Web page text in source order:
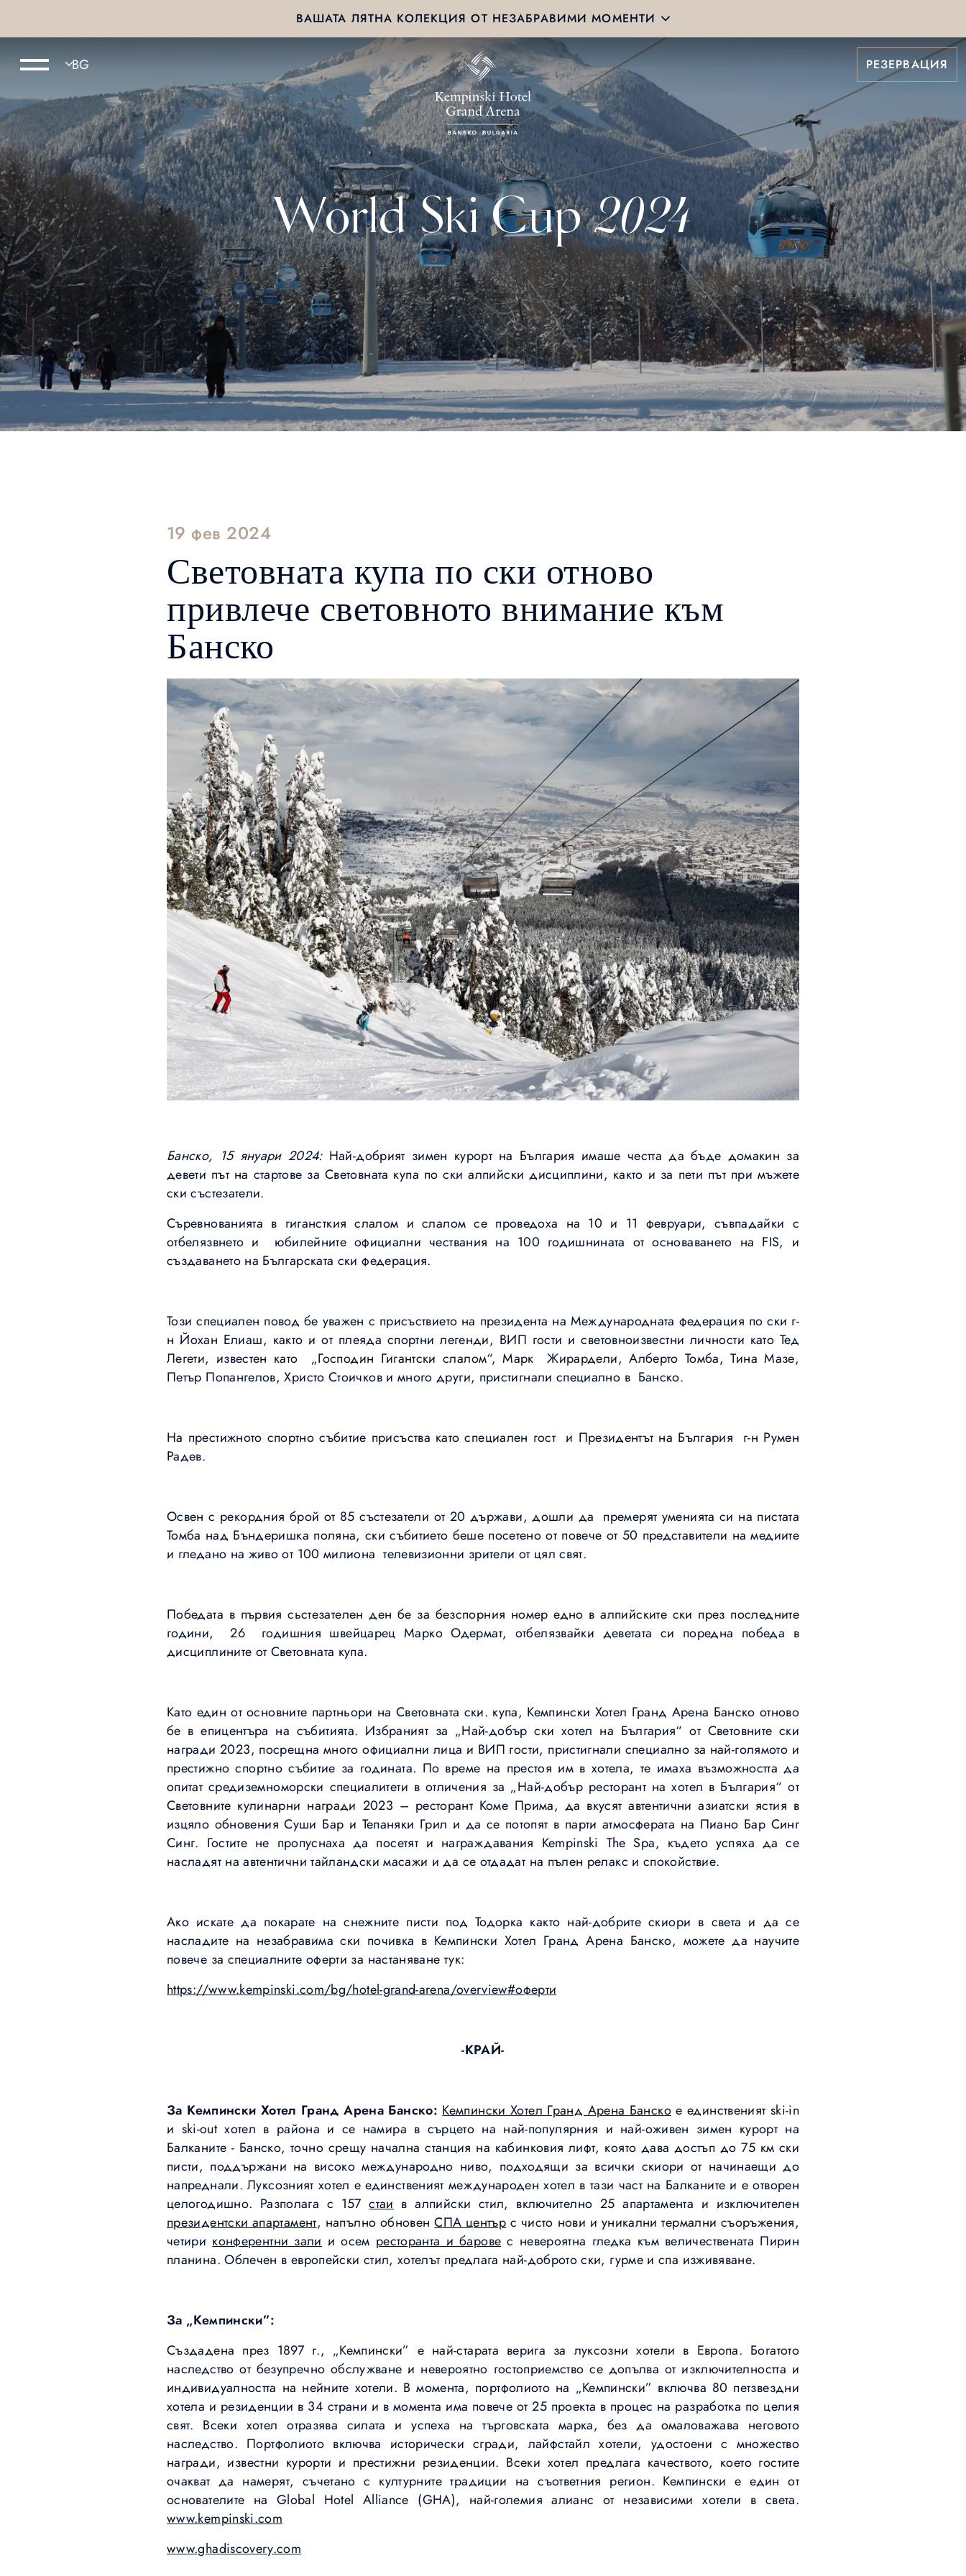
ВАШАТА ЛЯТНА КОЛЕКЦИЯ ОТ НЕЗАБРАВИМИ МОМЕНТИ
РЕЗЕРВАЦИЯ
World Ski Cup 2024
19 фев 2024
Световната купа по ски отново
привлече световното внимание към
Банско
Банско, 15 януари 2024:Най-добрият зимен курорт на България имаше честта да бъде домакин за
девети път на стартове за Световната купа по ски алпийски дисциплини, както и за пети път при мъжете
ски състезатели.
Съревнованията в гигансткия слалом и слалом се проведоха на 10 и 11 февруари, съвпадайки с
отбелязвнето и юбилейните официални чествания на 100 годишнината от основаването на FIS, и
създаването на Българската ски федерация.
Този специален повод бе уважен с присъствието на президента на Международната федерация по ски г-
н Йохан Елиаш, както и от плеяда спортни легенди, ВИП гости и световноизвестни личности като Тед
Легети, известен като „Господин Гигантски слалом“, Марк Жирардели, Алберто Томба, Тина Мазе,
Петър Попангелов, Христо Стоичков и много други, пристигнали специално в Банско.
На престижното спортно събитие присъства като специален гост и Президентът на България г-н Румен
Радев.
Освен с рекордния брой от 85 състезатели от 20 държави, дошли да премерят уменията си на пистата
Томба над Бъндеришка поляна, ски събитието беше посетено от повече от 50 представители на медиите
и гледано на живо от 100 милиона телевизионни зрители от цял свят.
Победата в първия сьстезателен ден бе за безспорния номер едно в алпийските ски през последните
години, 26 годишния швейцарец Марко Одермат, отбелязвайки деветата си поредна победа в
дисциплините от Световната купа.
Като един от основните партньори на Световната ски. купа, Кемпински Хотел Гранд Арена Банско отново
бе в епицентъра на събитията. Избраният за „Най-добър ски хотел на България“ от Световните ски
награди 2023, посрещна много официални лица и ВИП гости, пристигнали специално за най-голямото и
престижно спортно събитие за годината. По време на престоя им в хотела, те имаха възможността да
опитат средиземноморски специалитети в отличения за „Най-добър ресторант на хотел в България“ от
Световните кулинарни награди 2023 – ресторант Коме Прима, да вкусят автентични азиатски ястия в
изцяло обновения Суши Бар и Тепаняки Грил и да се потопят в парти атмосферата на Пиано Бар Синг
Синг. Гостите не пропуснаха да посетят и награждавания Kempinski The Spa, където успяха да се
насладят на автентични тайландски масажи и да се отдадат на пълен релакс и спокойствие.
Ако искате да покарате на снежните писти под Тодорка както най-добрите скиори в света и да се
насладите на незабравима ски почивка в Кемпински Хотел Гранд Арена Банско, можете да научите
повече за специалните оферти за настаняване тук:
https://www.kempinski.com/bg/hotel-grand-arena/overview#оферти
-КРАЙ-
За Кемпински Хотел Гранд Арена Банско: Кемпински Хотел Гранд Арена Банское единственият ski-in
и ski-out хотел в района и се намира в сърцето на най-популярния и най-оживен зимен курорт на
Балканите - Банско, точно срещу начална станция на кабинковия лифт, която дава достъп до 75 км ски
писти, поддържани на високо международно ниво, подходящи за всички скиори от начинаещи до
напреднали. Луксозният хотел е единственият международен хотел в тази част на Балканите и е отворен
целогодишно. Разполага с 157стаи в алпийски стил, включително 25 апартамента и изключителен
президентски апартамент, напълно обновенСПА център с чисто нови и уникални термални съоръжения,
четири конферентни зали и осем ресторанта и барове с невероятна гледка към величествената Пирин
планина. Облечен в европейски стил, хотелът предлага най-доброто ски, гурме и спа изживяване.
За „Кемпински”:
Създадена през 1897 г., „Кемпински” е най-старата верига за луксозни хотели в Европа. Богатото
наследство от безупречно обслужване и невероятно гостоприемство се допълва от изключителността и
индивидуалността на нейните хотели. В момента, портфолиото на „Кемпински” включва 80 петзвездни
хотела и резиденции в 34 страни и в момента има повече от 25 проекта в процес на разработка по целия
свят. Всеки хотел отразява силата и успеха на търговската марка, без да омаловажава неговото
наследство. Портфолиото включва исторически сгради, лайфстайл хотели, удостоени с множество
награди, известни курорти и престижни резиденции. Всеки хотел предлага качеството, което гостите
очакват да намерят, съчетано с културните традиции на съответния регион. Кемпински е един от
основателите на Global Hotel Alliance (GHA), най-големия алианс от независими хотели в света.
www.kempinski.com
www.ghadiscovery.com